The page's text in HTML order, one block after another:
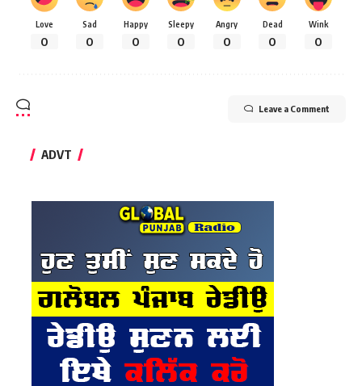
Love
0
Sad
0
Happy
0
Sleepy
0
Angry
0
Dead
0
Wink
0
Leave a Comment
ADVT